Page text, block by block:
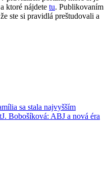
ktoré nájdete tu. Publikovaním
ste si pravidlá preštudovali a
sa stala najvyšším
J. Bobošíková: ABJ a nová éra